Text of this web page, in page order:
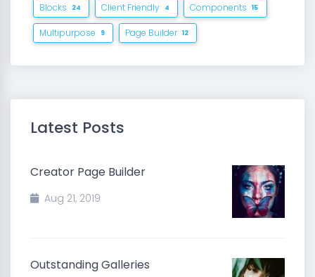
Blocks 24 Client Friendly 4 Components 15
Multipurpose 9 Page Builder 12
Latest Posts
Creator Page Builder
Aug 21, 2019
Outstanding Galleries